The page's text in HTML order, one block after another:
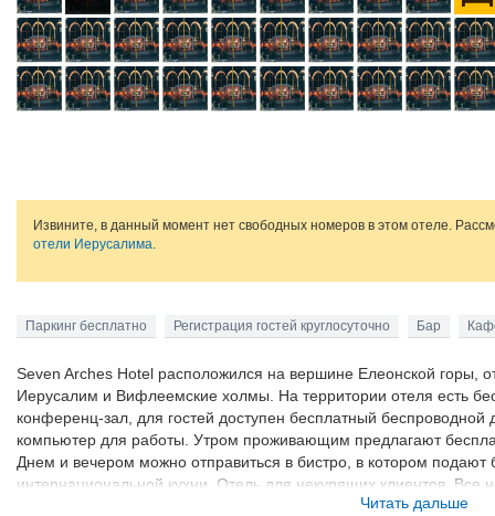
Извините, в данный момент нет свободных номеров в этом отеле.
отели Иерусалима.
Паркинг бесплатно Регистрация гостей круглосуточно Бар
Seven Arches Hotel расположился на вершине Елеонской горы,
Иерусалим и Вифлеемские холмы. На территории отеля есть
конференц-зал, для гостей доступен бесплатный беспроводной
компьютер для работы. Утром проживающим предлагают
Днем и вечером можно отправиться в бистро, в котором подают
интернациональной кухни. Отель для некурящих клиентов.
телевизором и отдельной ванной комнатой с феном. Недалеко
Читать дальше